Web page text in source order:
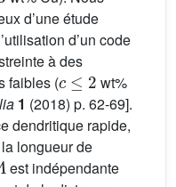
d’une étude
d’un code
à des
faibles (
c≤2
wt%
1 (2018) p. 62-69].
dendritique rapide,
longueur de
est indépendante